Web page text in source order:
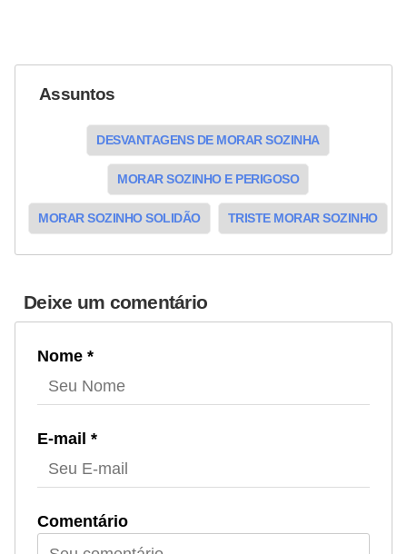
Assuntos
DESVANTAGENS DE MORAR SOZINHA
MORAR SOZINHO E PERIGOSO
MORAR SOZINHO SOLIDÃO TRISTE MORAR SOZINHO
Deixe um comentário
Nome *
E-mail *
Comentário